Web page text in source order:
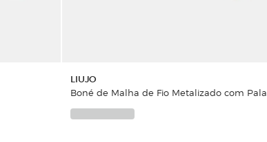
LIUJO
Boné de Malha de Fio Metalizado com Pala